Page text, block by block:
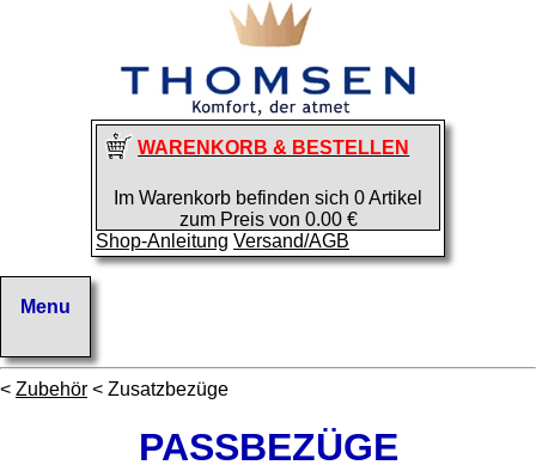
WARENKORB & BESTELLEN
Im Warenkorb befinden sich 0 Artikel
zum Preis von 0.00 €
Shop-Anleitung Versand/AGB
< Zubehör < Zusatzbezüge
PASSBEZÜGE